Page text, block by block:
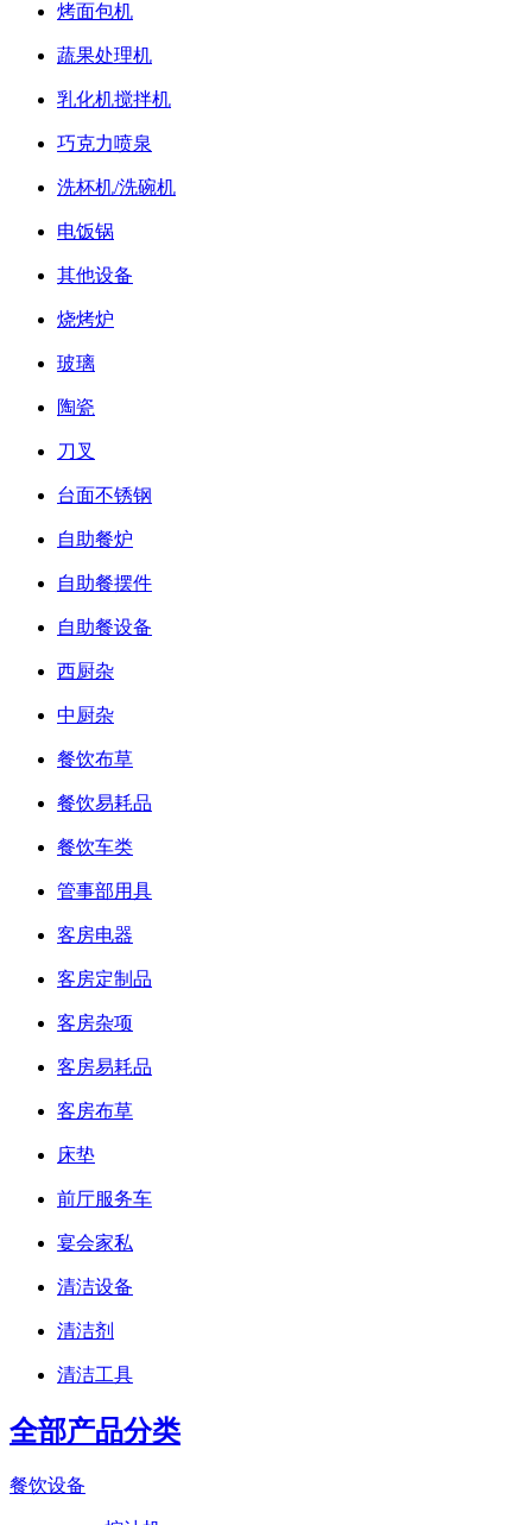
烤面包机
蔬果处理机
乳化机搅拌机
巧克力喷泉
洗杯机/洗碗机
电饭锅
其他设备
烧烤炉
玻璃
陶瓷
刀叉
台面不锈钢
自助餐炉
自助餐摆件
自助餐设备
西厨杂
中厨杂
餐饮布草
餐饮易耗品
餐饮车类
管事部用具
客房电器
客房定制品
客房杂项
客房易耗品
客房布草
床垫
前厅服务车
宴会家私
清洁设备
清洁剂
清洁工具
全部产品分类
餐饮设备